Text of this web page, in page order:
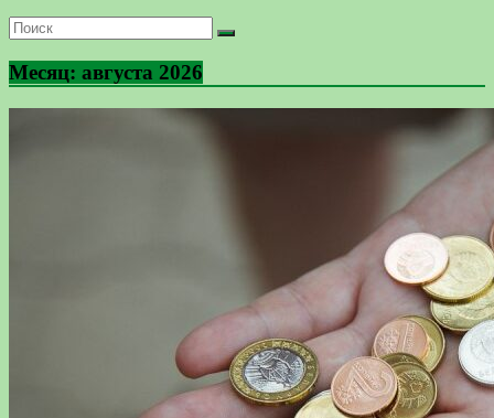
Месяц: августа 2026